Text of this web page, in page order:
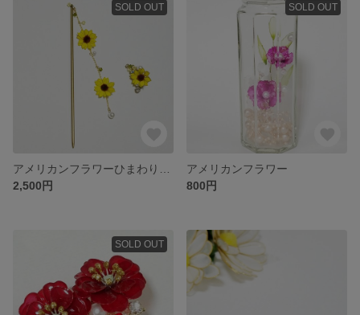
SOLD OUT
2,500円
SOLD OUT
アメリカンフラワー
800円
SOLD OUT